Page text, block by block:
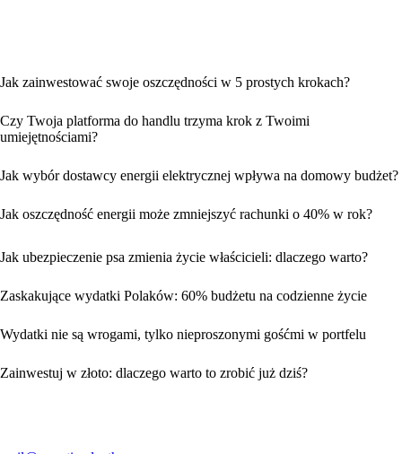
Jak zainwestować swoje oszczędności w 5 prostych krokach?
Czy Twoja platforma do handlu trzyma krok z Twoimi
umiejętnościami?
Jak wybór dostawcy energii elektrycznej wpływa na domowy budżet?
Jak oszczędność energii może zmniejszyć rachunki o 40% w rok?
Jak ubezpieczenie psa zmienia życie właścicieli: dlaczego warto?
Zaskakujące wydatki Polaków: 60% budżetu na codzienne życie
Wydatki nie są wrogami, tylko nieproszonymi gośćmi w portfelu
Zainwestuj w złoto: dlaczego warto to zrobić już dziś?